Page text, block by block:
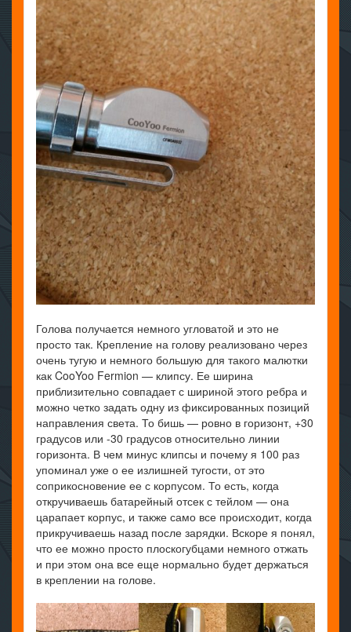
Голова получается немного угловатой и это не
просто так. Крепление на голову реализовано через
очень тугую и немного большую для такого малютки
как CooYoo Fermion — клипсу. Ее ширина
приблизительно совпадает с шириной этого ребра и
можно четко задать одну из фиксированных позиций
направления света. То бишь — ровно в горизонт, +30
градусов или -30 градусов относительно линии
горизонта. В чем минус клипсы и почему я 100 раз
упоминал уже о ее излишней тугости, от это
соприкосновение ее с корпусом. То есть, когда
откручиваешь батарейный отсек с тейлом — она
царапает корпус, и также само все происходит, когда
прикручиваешь назад после зарядки. Вскоре я понял,
что ее можно просто плоскогубцами немного отжать
и при этом она все еще нормально будет держаться
в креплении на голове.